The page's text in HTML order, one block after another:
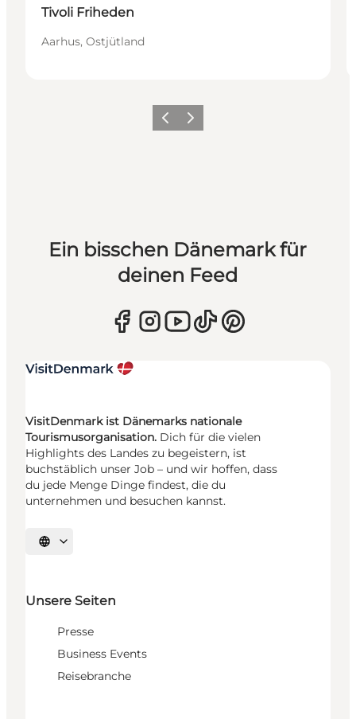
Tivoli Friheden
Aarhus, Ostjütland
ZurückWeiter
Ein bisschen Dänemark für
deinen Feed
VisitDenmark ist Dänemarks nationale
Tourismusorganisation. Dich für die vielen
Highlights des Landes zu begeistern, ist
buchstäblich unser Job – und wir hoffen, dass
du jede Menge Dinge findest, die du
unternehmen und besuchen kannst.
Sprache auswählen
Unsere Seiten
Presse
Business Events
Reisebranche